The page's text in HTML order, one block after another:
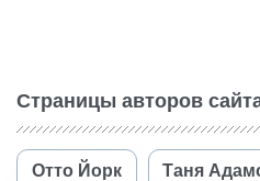
Страницы авторов
Отто Йорк Таня